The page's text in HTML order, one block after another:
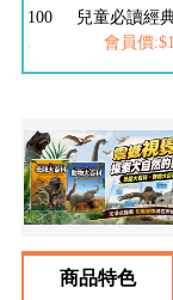
學100
會員價
商品特色